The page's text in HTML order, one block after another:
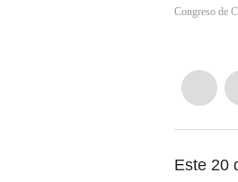
Congreso de
Este 20